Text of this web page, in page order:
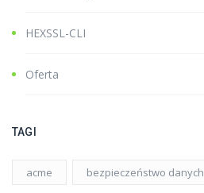
HEXSSL-CLI
Oferta
TAGI
acme bezpieczeństwo danych